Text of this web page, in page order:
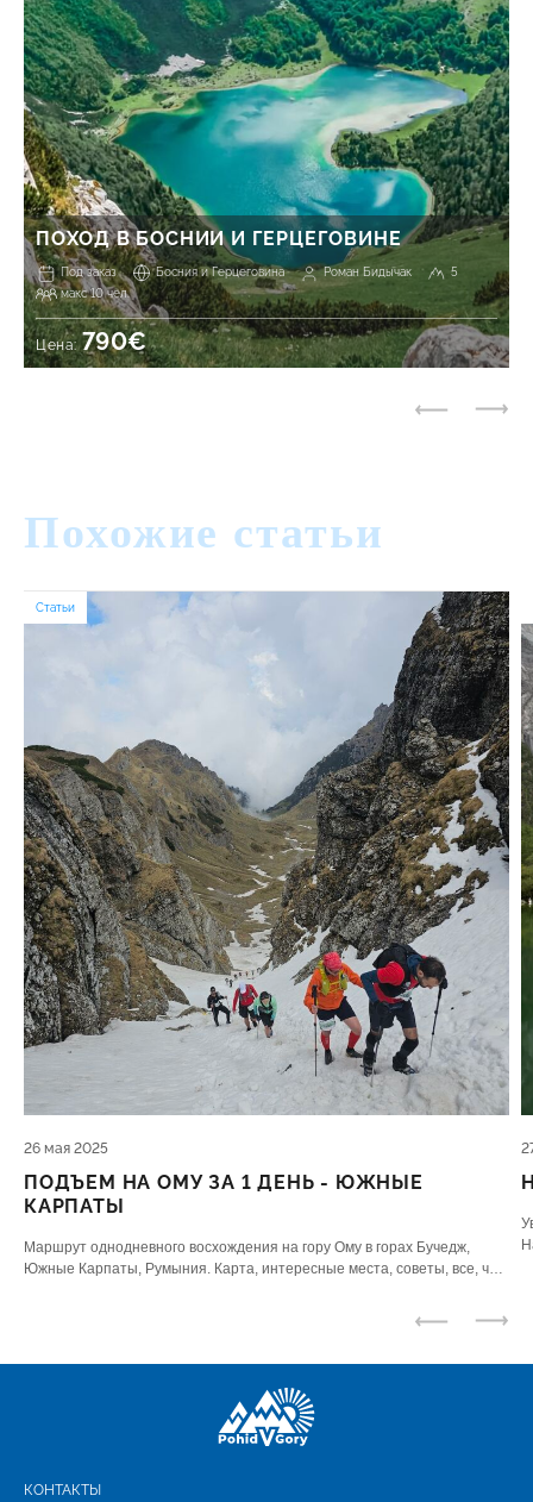
ПОХОД В БОСНИИ И ГЕРЦЕГОВИНЕ
Под заказ Босния и Герцеговина Роман Бидычак
5
макс 10 чел.
Цена:790€
Похожие статьи
Статьи
26 мая 2025
ПОДЪЕМ НА ОМУ ЗА 1 ДЕНЬ - ЮЖНЫЕ
КАРПАТЫ
Маршрут однодневного восхождения на гору Ому в горах Бучедж,
Южные Карпаты, Румыния. Карта, интересные места, советы, все, что
КОНТАКТЫ